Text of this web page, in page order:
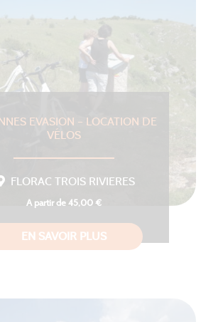
EVASION – LOCATION DE
VÉLOS
FLORAC TROIS RIVIERES
A partir de 45,00 €
EN SAVOIR PLUS